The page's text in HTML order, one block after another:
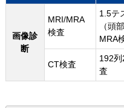
画像診
断
MRI/MRA
検査
1.5テ
（頭
MRA
CT検査
192
査